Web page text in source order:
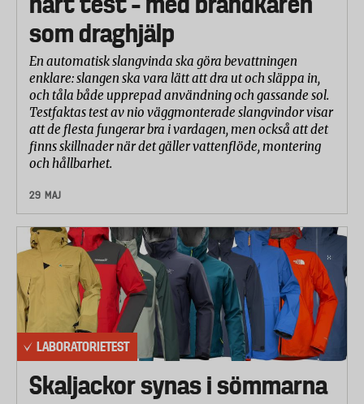
som draghjälp
En automatisk slangvinda ska göra bevattningen
enklare: slangen ska vara lätt att dra ut och släppa in,
och tåla både upprepad användning och gassande sol.
Testfaktas test av nio väggmonterade slangvindor visar
att de flesta fungerar bra i vardagen, men också att det
finns skillnader när det gäller vattenflöde, montering
och hållbarhet.
29 MAJ
LABORATORIETEST
Skaljackor synas i sömmarna